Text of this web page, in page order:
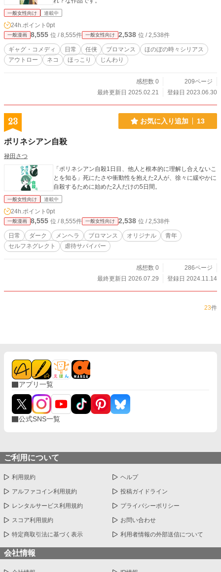
一般女性向け 連載中
24h.ポイント 0pt
一般漫画 8,555 位 / 8,555件 一般女性向け 2,538 位 / 2,538件
ギャグ・コメディ 日常 任侠 ブロマンス
ほのぼの時々シリアス
アウトロー
ネコ ほっこり じんわり
感想数 0
209ページ
最終更新日 2025.02.21
登録日 2023.06.30
23 お気に入り追加 13
ポリネシアン自殺
禄田さつ
「ポリネシアン自殺1日目、他人と根本的に理解し合えないこ
とを知る」死にたさや衝動性を抱えた2人が、徐々に緩やかに
自殺するために始めた2人だけの5日間。
一般女性向け 連載中
24h.ポイント 0pt
一般漫画 8,555 位 / 8,555件 一般女性向け 2,538 位 / 2,538件
日常 ダーク メンヘラ ブロマンス オリジナル
青年
セルフネグレクト
虐待サバイバー
感想数 0
286ページ
最終更新日 2026.07.29
登録日 2024.11.14
23件
アプリ一覧
公式SNS一覧
ご利用について
利用規約 ヘルプ
アルファコイン利用規約 投稿ガイドライン
レンタルサービス利用規約 プライバシーポリシー
スコア利用規約 お問い合わせ
特定商取引法に基づく表示 利用者情報の外部送信について
会社情報